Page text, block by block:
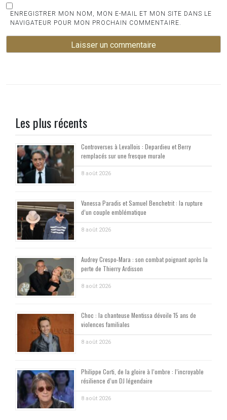
ENREGISTRER MON NOM, MON E-MAIL ET MON SITE DANS LE
NAVIGATEUR POUR MON PROCHAIN COMMENTAIRE.
Les plus récents
Controverses à Levallois : Depardieu et Berry
remplacés sur une fresque murale
8 août 2026
Vanessa Paradis et Samuel Benchetrit : la rupture
d’un couple emblématique
8 août 2026
Audrey Crespo-Mara : son combat poignant après la
perte de Thierry Ardisson
8 août 2026
Choc : la chanteuse Mentissa dévoile 15 ans de
violences familiales
8 août 2026
Philippe Corti, de la gloire à l’ombre : l’incroyable
résilience d’un DJ légendaire
8 août 2026